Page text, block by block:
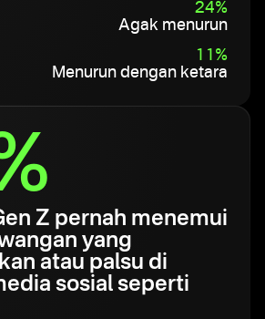
24%
Agak menurun
11%
Menurun dengan ketara
Z pernah menemui
yang
atau palsu di
sosial seperti